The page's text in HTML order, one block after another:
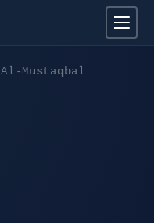
Al-Mustaqbal